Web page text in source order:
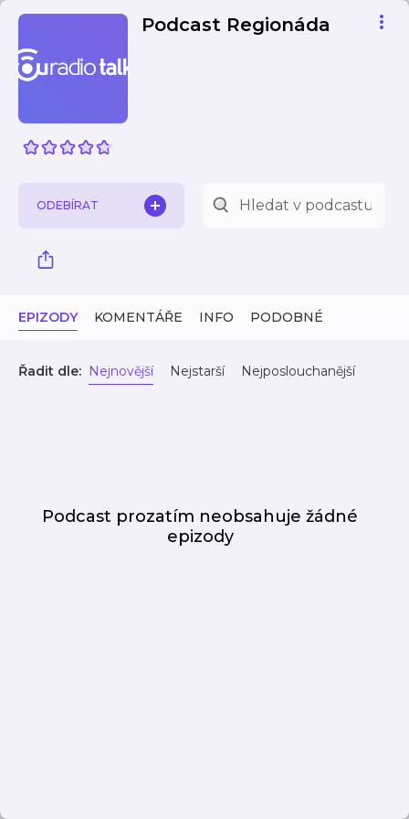
Podcast Regionáda
ODEBÍRAT
EPIZODY KOMENTÁŘE INFO PODOBNÉ
Řadit dle: Nejnovější Nejstarší Nejposlouchanější
Podcast prozatím neobsahuje žádné
epizody